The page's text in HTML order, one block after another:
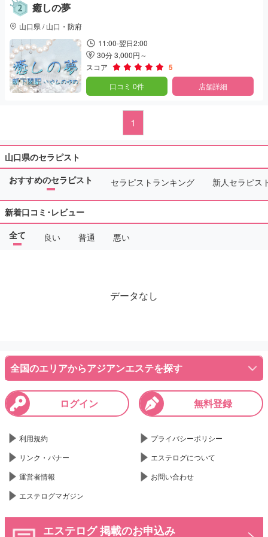
癒しの夢
山口県 / 山口・防府
11:00-翌日2:00
30分 3,000円～
スコア
5
口コミ 0件 店舗詳細
1
山口県のセラピスト
おすすめのセラピスト
セラピストランキング 新人セラピス
新着口コミ･レビュー
全て
良い 普通 悪い
データなし
全国のエリアからアジアンエステを探す
ログイン 無料登録
利用規約
プライバシーポリシー
リンク・バナー
エステログについて
運営者情報
お問い合わせ
エステログマガジン
エステログ 掲載のお申込み